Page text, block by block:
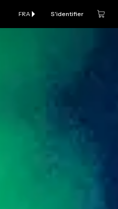
FRA S'identifier